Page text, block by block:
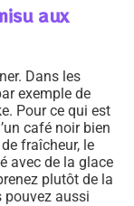
aux
Dans les
exemple de
Pour ce qui est
café noir bien
fraîcheur, le
avec de la glace
plutôt de la
pouvez aussi